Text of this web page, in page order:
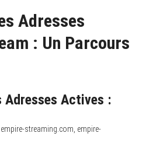
Adresses
: Un Parcours
Adresses Actives :
empire-streaming.com, empire-